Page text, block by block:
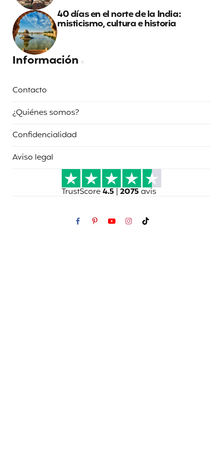
40 días en el norte de la India:
misticismo, cultura e historia
Información
Contacto
¿Quiénes somos?
Confidencialidad
Aviso legal
TrustScore4.5 2075avis